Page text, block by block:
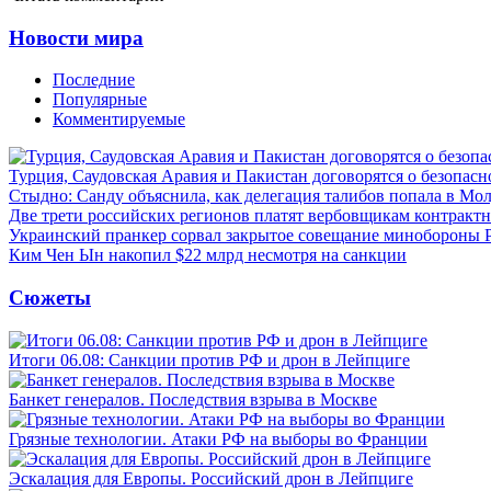
Новости мира
Последние
Популярные
Комментируемые
Турция, Саудовская Аравия и Пакистан договорятся о
Стыдно: Санду объяснила, как делегация талибов попала в
Две трети российских регионов платят вербовщикам
Украинский пранкер сорвал закрытое совещание минобороны
Ким Чен Ын накопил $22 млрд несмотря на санкции
Сюжеты
Итоги 06.08: Санкции против РФ и дрон в Лейпциге
Банкет генералов. Последствия взрыва в Москве
Грязные технологии. Атаки РФ на выборы во Франции
Эскалация для Европы. Российский дрон в Лейпциге